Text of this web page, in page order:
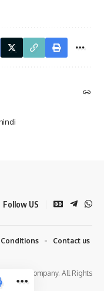
Follow US
Company. All Rights
Contact us